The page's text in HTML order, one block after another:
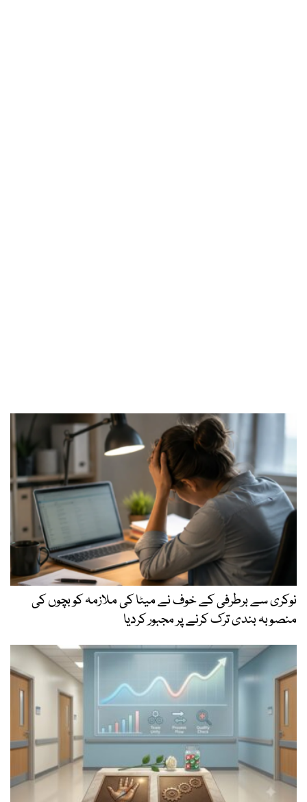
نوکری سے برطرفی کے خوف نے میٹا کی ملازمہ کو بچوں کی
منصوبہ بندی ترک کرنے پر مجبور کردیا